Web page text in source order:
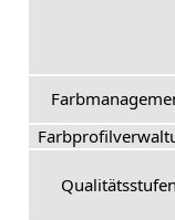
Qualitätsstufen